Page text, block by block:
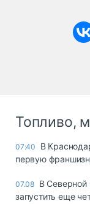
Топливо,
07:40
В
первую
07.08 В Северной
запустить еще